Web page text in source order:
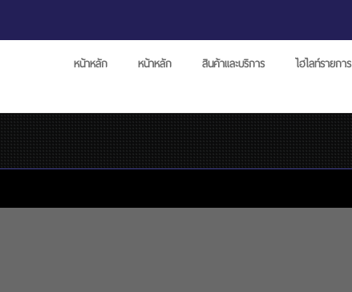
หน้าหลัก หน้าหลัก สินค้าและบริการ ไฮไลท์รายการ